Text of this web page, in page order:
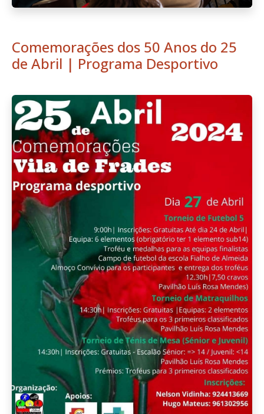
Comemorações dos 50 Anos do 25
de Abril | Programa Desportivo